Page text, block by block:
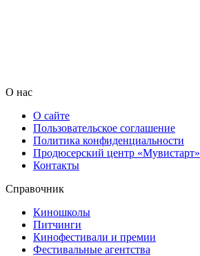
О нас
О сайте
Пользовательское соглашение
Политика конфиденциальности
Продюсерский центр «Мувистарт»
Контакты
Справочник
Киношколы
Питчинги
Кинофестивали и премии
Фестивальные агентства